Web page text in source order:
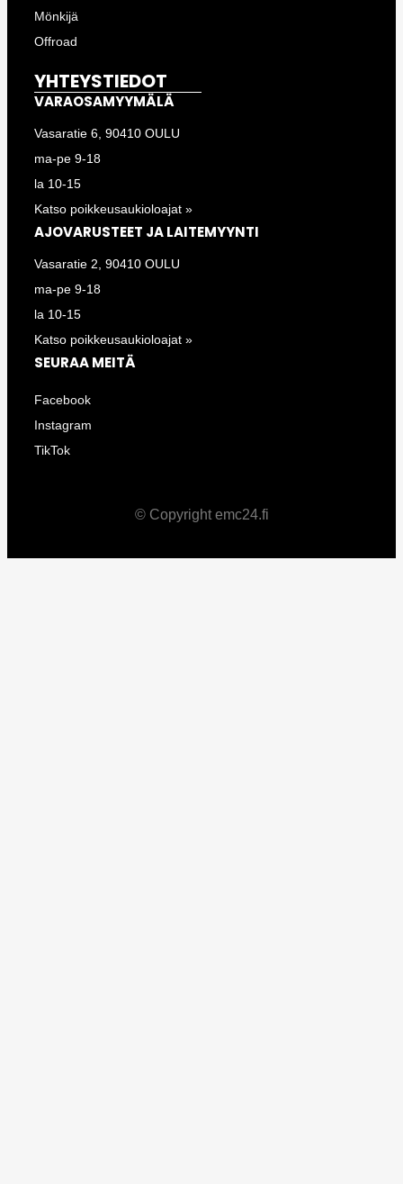
Mönkijä
Offroad
YHTEYSTIEDOT
VARAOSAMYYMÄLÄ
Vasaratie 6, 90410 OULU
ma-pe 9-18
la 10-15
Katso poikkeusaukioloajat »
AJOVARUSTEET JA LAITEMYYNTI
Vasaratie 2, 90410 OULU
ma-pe 9-18
la 10-15
Katso poikkeusaukioloajat »
SEURAA MEITÄ
Facebook
Instagram
TikTok
© Copyright emc24.fi